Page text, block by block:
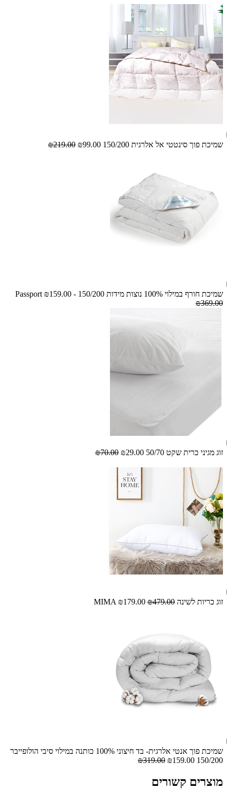
שמיכת פוך סינטטי אל אלרגית 150/200 ₪99.00
₪219.00
שמיכת חורף במילוי 100% נוצות מידות 150/200 - Passport
₪159.00
₪369.00
זוג מגיני כרית שקט 50/70 ₪29.00
₪70.00
זוג כריות לשינה MIMA ₪179.00 ₪479.00
שמיכת פוך אנטי אלרגית- בד חיצוני 100% כותנה במילוי סיבי הולופייבר
150/200
₪159.00
₪319.00
מוצרים קשורים